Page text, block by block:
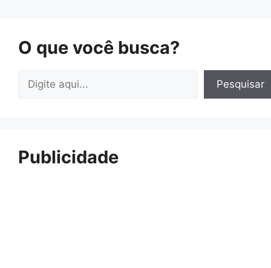
O que você busca?
Pesquisar Pesquisar
Publicidade